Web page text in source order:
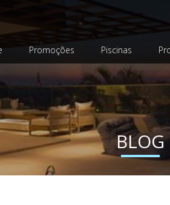
Promoções Piscinas
BLOG